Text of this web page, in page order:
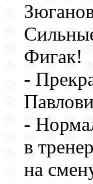
Фигак!
-
-
в
на